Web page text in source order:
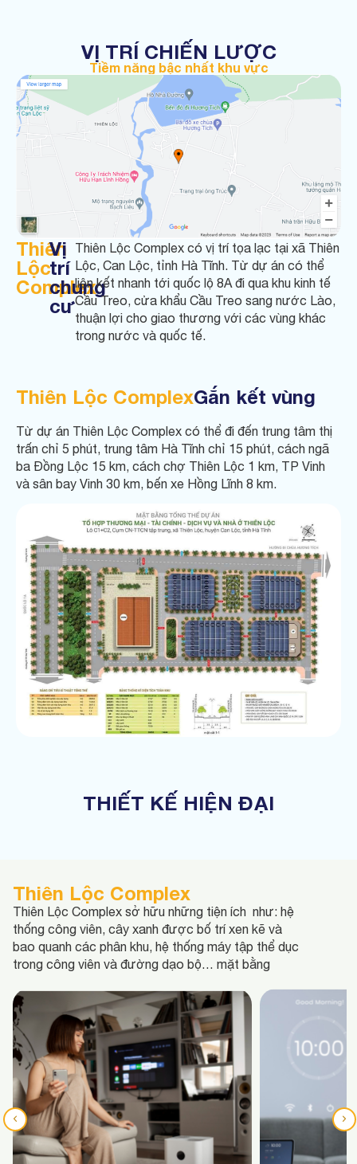
VỊ TRÍ CHIẾN LƯỢC
Tiềm năng bậc nhất khu vực
Thiên
Lộc
Complex
Vị
trí
chung
cư
Thiên Lộc Complex có vị trí tọa lạc tại xã Thiên
Lộc, Can Lộc, tỉnh Hà Tĩnh. Từ dự án có thể
liên kết nhanh tới quốc lộ 8A đi qua khu kinh tế
Cầu Treo, cửa khẩu Cầu Treo sang nước Lào,
thuận lợi cho giao thương với các vùng khác
trong nước và quốc tế.
Thiên Lộc ComplexGắn kết vùng
Từ dự án Thiên Lộc Complex có thể đi đến trung tâm thị
trấn chỉ 5 phút, trung tâm Hà Tĩnh chỉ 15 phút, cách ngã
ba Đồng Lộc 15 km, cách chợ Thiên Lộc 1 km, TP Vinh
và sân bay Vinh 30 km, bến xe Hồng Lĩnh 8 km.
THIẾT KẾ HIỆN ĐẠI
Thiên Lộc Complex
Thiên Lộc Complex sở hữu những tiện ích như: hệ
thống công viên, cây xanh được bố trí xen kẽ và
bao quanh các phân khu, hệ thống máy tập thể dục
trong công viên và đường dạo bộ… mặt bằng